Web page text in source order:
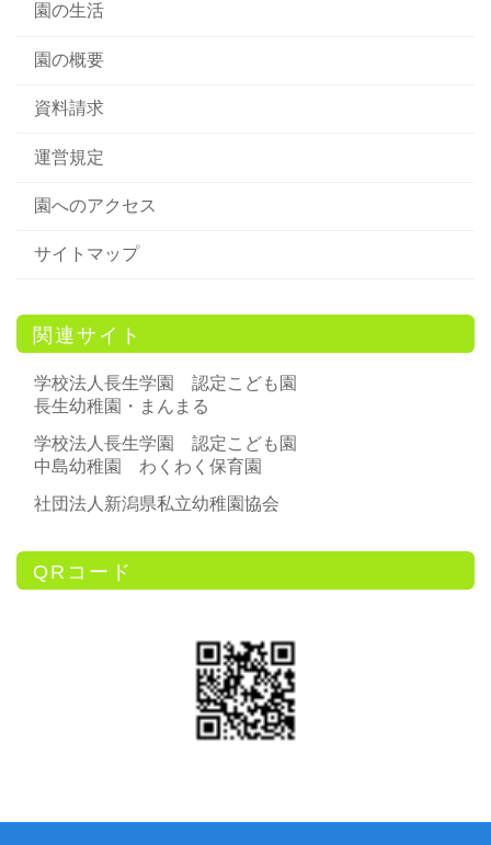
園の生活
園の概要
資料請求
運営規定
園へのアクセス
サイトマップ
関連サイト
学校法人長生学園 認定こども園
長生幼稚園・まんまる
学校法人長生学園 認定こども園
中島幼稚園 わくわく保育園
社団法人新潟県私立幼稚園協会
QRコード